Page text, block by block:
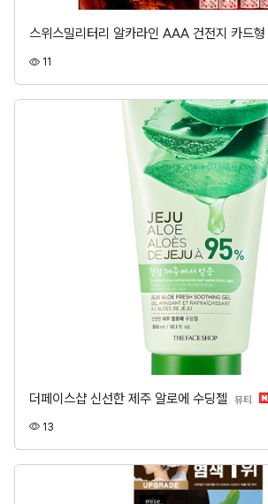
스위스밀리터리 알카라인 AAA 건전지 카드형
11
더페이스샵 신선한 제주 알로에 수딩젤 뷰티 분류
13